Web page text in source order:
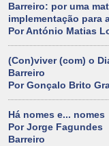
Barreiro: por uma
implementação para
Por António Matias
(Con)viver (com) o
Barreiro
Por Gonçalo Brito
Há nomes e... nomes
Por Jorge Fagundes
Barreiro